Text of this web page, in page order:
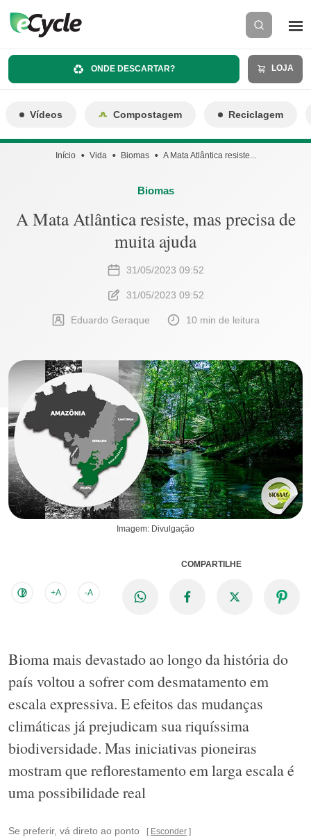
ONDE DESCARTAR? LOJA
Vídeos Compostagem Reciclagem
Início Vida Biomas A Mata Atlântica resiste...
Biomas
A Mata Atlântica resiste, mas precisa de
muita ajuda
31/05/2023 09:52
31/05/2023 09:52
Eduardo Geraque 10 min de leitura
Imagem: Divulgação
+A -A
COMPARTILHE
Bioma mais devastado ao longo da história do
país voltou a sofrer com desmatamento em
escala expressiva. E efeitos das mudanças
climáticas já prejudicam sua riquíssima
biodiversidade. Mas iniciativas pioneiras
mostram que reflorestamento em larga escala é
uma possibilidade real
Se preferir, vá direto ao ponto Esconder